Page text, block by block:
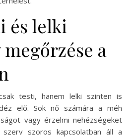
és lelki
a
testi, hanem lelki szinten is
elő. Sok nő számára a méh
vagy érzelmi nehézségeket
szoros kapcsolatban áll a